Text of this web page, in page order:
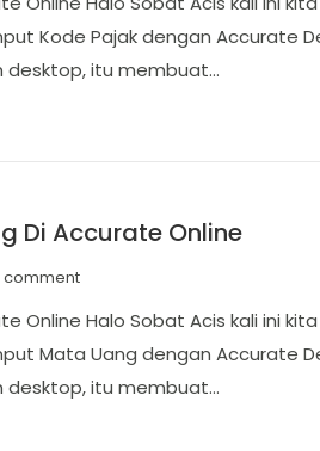
Kode Pajak dengan Accurate
desktop, itu membuat…
Di Accurate Online
comment
Online Halo Sobat Acis kali ini
Mata Uang dengan Accurate
desktop, itu membuat…